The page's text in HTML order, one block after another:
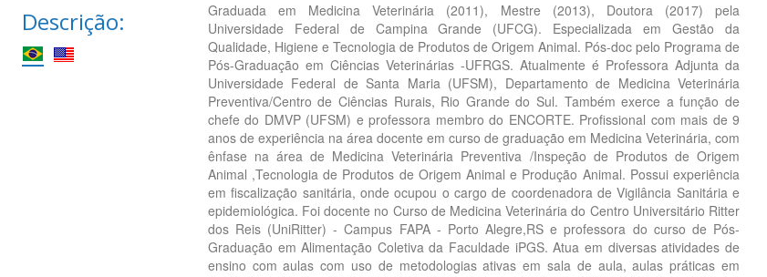
Descrição:
Graduada em Medicina Veterinária (2011), Mestre (2013), Doutora (2017) pela
Universidade Federal de Campina Grande (UFCG). Especializada em Gestão da
Qualidade, Higiene e Tecnologia de Produtos de Origem Animal. Pós-doc pelo Programa de
Pós-Graduação em Ciências Veterinárias -UFRGS. Atualmente é Professora Adjunta da
Universidade Federal de Santa Maria (UFSM), Departamento de Medicina Veterinária
Preventiva/Centro de Ciências Rurais, Rio Grande do Sul. Também exerce a função de
chefe do DMVP (UFSM) e professora membro do ENCORTE. Profissional com mais de 9
anos de experiência na área docente em curso de graduação em Medicina Veterinária, com
ênfase na área de Medicina Veterinária Preventiva /Inspeção de Produtos de Origem
Animal ,Tecnologia de Produtos de Origem Animal e Produção Animal. Possui experiência
em fiscalização sanitária, onde ocupou o cargo de coordenadora de Vigilância Sanitária e
epidemiológica. Foi docente no Curso de Medicina Veterinária do Centro Universitário Ritter
dos Reis (UniRitter) - Campus FAPA - Porto Alegre,RS e professora do curso de Pós-
Graduação em Alimentação Coletiva da Faculdade iPGS. Atua em diversas atividades de
ensino com aulas com uso de metodologias ativas em sala de aula, aulas práticas em